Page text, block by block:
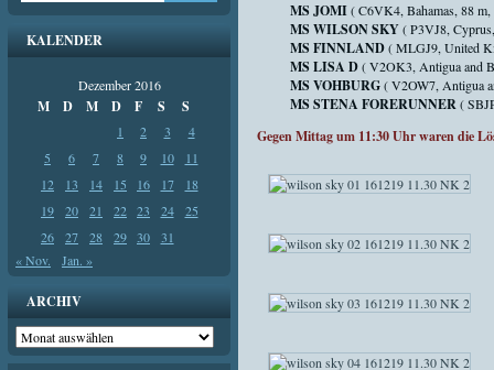
KALENDER
Dezember 2016
M D M D F S S
1 2 3
4
5
6 7 8 9 10
11
12
13 14 15 16 17
18
19
20 21 22 23 24
25
26
27 28 29 30
31
« Nov.
Jan. »
ARCHIV
Archiv
MS JOMI( C6VK4, Bahamas, 88
MS WILSON SKY( P3VJ8,
MS FINNLAND( MLGJ9, United
MS LISA D( V2OK3, Antigua and
MS VOHBURG( V2OW7, Antigua
MS STENA FORERUNNER(
Gegen Mittag um 11:30 Uhr waren die